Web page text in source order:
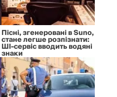
Пісні, згенеровані в Suno,
стане легше розпізнати:
ШІ-сервіс вводить водяні
знаки